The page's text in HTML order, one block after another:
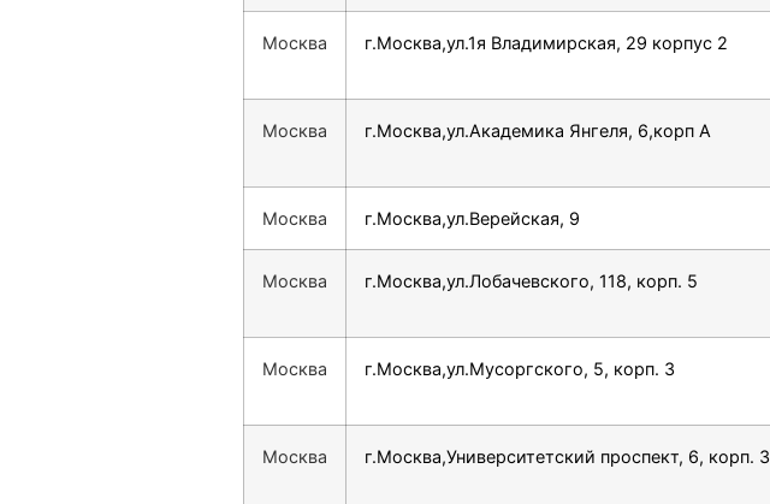
Москва г.Москва,ул.1я Владимирская, 29 корпус 2
Москва г.Москва,ул.Академика Янгеля, 6,корп А
Москва г.Москва,ул.Верейская, 9
Москва г.Москва,ул.Лобачевского, 118, корп. 5
Москва г.Москва,ул.Мусоргского, 5, корп. 3
Москва г.Москва,Университетский проспект, 6, корп. 3